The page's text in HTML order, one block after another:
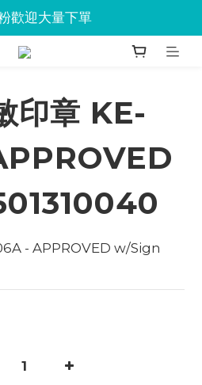
業優惠已抵達Union
歡迎大量下單
企業優惠已抵達Union
印章 KE-
- APPROVED w/Sign